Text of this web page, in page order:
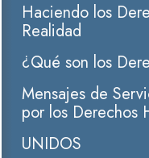
Haciendo los
Realidad
¿Qué son los
Mensajes de
por los Derechos
UNIDOS